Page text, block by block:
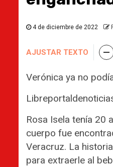
4 de diciembre de 2022
AJUSTAR TEXTO
Verónica ya no
Rosa Isela tenía 20
cuerpo fue
Veracruz. La
para extraerle al